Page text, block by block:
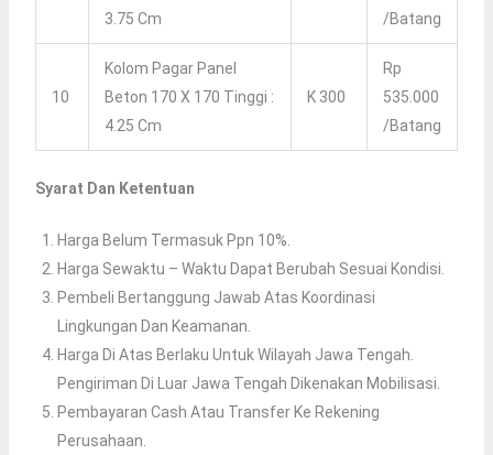
3.75 Cm
/Batang
10
Kolom Pagar Panel
Beton 170 X 170 Tinggi :
4.25 Cm
K 300
Rp
535.000
/Batang
Syarat Dan Ketentuan
Harga Belum Termasuk Ppn 10%.
Harga Sewaktu – Waktu Dapat Berubah Sesuai Kondisi.
Pembeli Bertanggung Jawab Atas Koordinasi
Lingkungan Dan Keamanan.
Harga Di Atas Berlaku Untuk Wilayah Jawa Tengah.
Pengiriman Di Luar Jawa Tengah Dikenakan Mobilisasi.
Pembayaran Cash Atau Transfer Ke Rekening
Perusahaan.